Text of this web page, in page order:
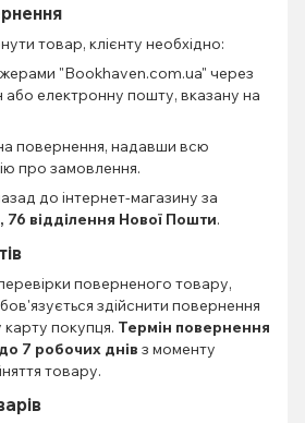
товар, клієнту необхідно:
"Bookhaven.com.ua" через
електронну пошту, вказану на
повернення, надавши всю
про замовлення.
до інтернет-магазину за
76 відділення Нової Пошти.
поверненого товару,
здійснити повернення
карту покупця. Термін повернення
7 робочих днів з моменту
товару.